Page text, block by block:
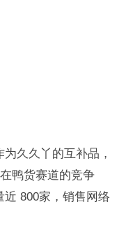
久久丫的互补品，
鸭货赛道的竞争
近 800家，销售网络